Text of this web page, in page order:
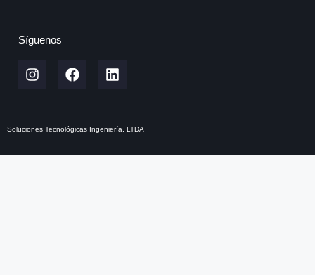
Síguenos
Soluciones Tecnológicas Ingeniería, LTDA